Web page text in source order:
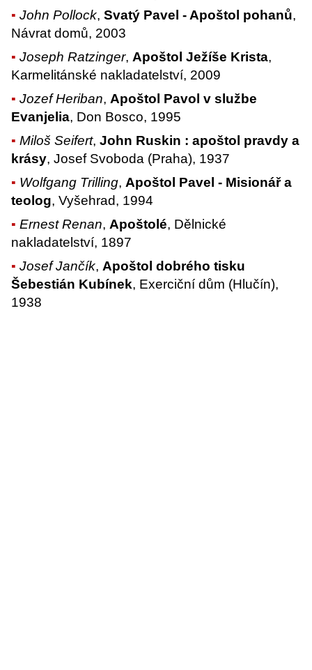
John Pollock,Svatý Pavel - Apoštol pohanů,
Návrat domů, 2003
Joseph Ratzinger,Apoštol Ježíše Krista,
Karmelitánské nakladatelství, 2009
Jozef Heriban,Apoštol Pavol v službe
Evanjelia, Don Bosco, 1995
Miloš Seifert,John Ruskin : apoštol pravdy a
krásy, Josef Svoboda (Praha), 1937
Wolfgang Trilling,Apoštol Pavel - Misionář a
teolog, Vyšehrad, 1994
Ernest Renan,Apoštolé, Dělnické
nakladatelství, 1897
Josef Jančík,Apoštol dobrého tisku
Šebestián Kubínek, Exerciční dům (Hlučín),
1938